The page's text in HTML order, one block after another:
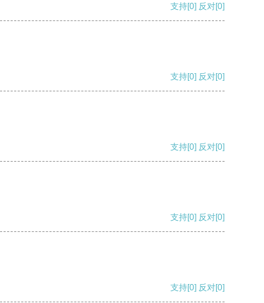
支持[0] 反对[0]
支持[0] 反对[0]
支持[0] 反对[0]
支持[0] 反对[0]
支持[0] 反对[0]